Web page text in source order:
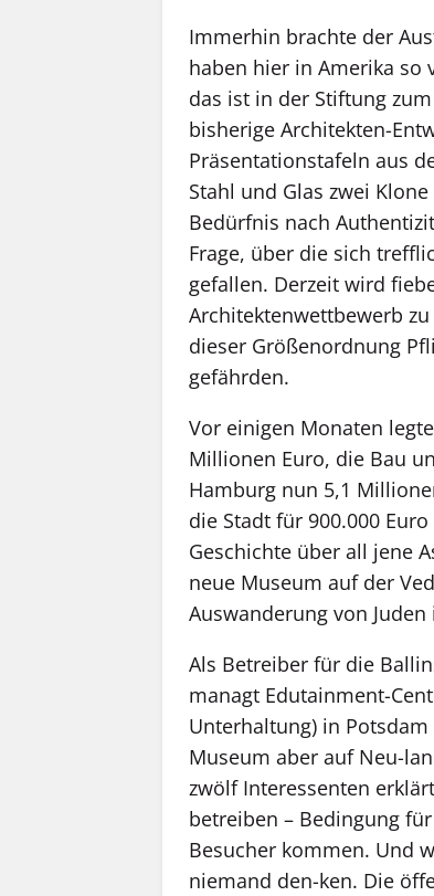
Immerhin brachte der
haben hier in Amerika so
das ist in der Stiftung
bisherige Architekten-
Präsentationstafeln aus
Stahl und Glas zwei
Bedürfnis nach
Frage, über die sich
gefallen. Derzeit wird
Architektenwettbewerb
dieser Größenordnung
gefährden.
Vor einigen Monaten
Millionen Euro, die Bau
Hamburg nun 5,1
die Stadt für 900.000
Geschichte über all jene
neue Museum auf der
Auswanderung von
Als Betreiber für die
managt Edutainment-
Unterhaltung) in
Museum aber auf Neu-
zwölf Interessenten
betreiben – Bedingung
Besucher kommen. Und
niemand den-ken. Die